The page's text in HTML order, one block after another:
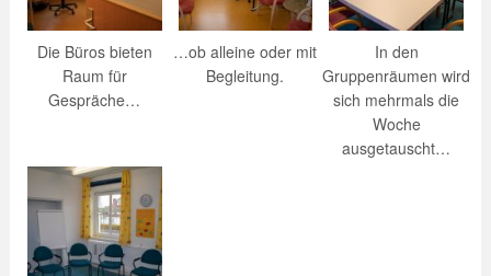
Die Büros bieten
Raum für
Gespräche…
…ob alleine oder mit
Begleitung.
In den
Gruppenräumen wird
sich mehrmals die
Woche
ausgetauscht…